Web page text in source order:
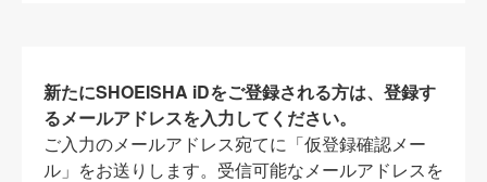
新たにSHOEISHA iDをご登録される方は、登録す
るメールアドレスを入力してください。
ご入力のメールアドレス宛てに「仮登録確認メー
ル」をお送りします。受信可能なメールアドレスを